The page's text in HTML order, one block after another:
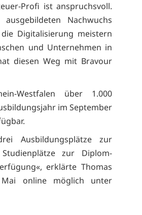
Profi ist anspruchsvoll.
Nachwuchs
Digitalisierung meistern
und Unternehmen in
diesen Weg mit Bravour
Westfalen über 1.000
im September
Ausbildungsplätze zur
zur Diplom-
erklärte Thomas
online möglich unter